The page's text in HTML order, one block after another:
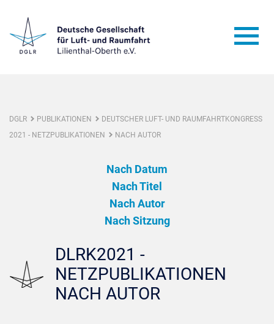
DGLR PUBLIKATIONEN
DEUTSCHER LUFT- UND RAUMFAHRTKONGRESS
2021 - NETZPUBLIKATIONEN
NACH AUTOR
Nach Datum
Nach Titel
Nach Autor
Nach Sitzung
DLRK2021 -
NETZPUBLIKATIONEN
NACH AUTOR